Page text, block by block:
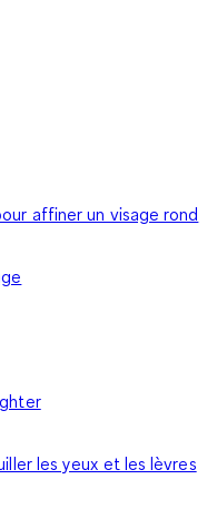
affiner un visage rond
les yeux et les lèvres